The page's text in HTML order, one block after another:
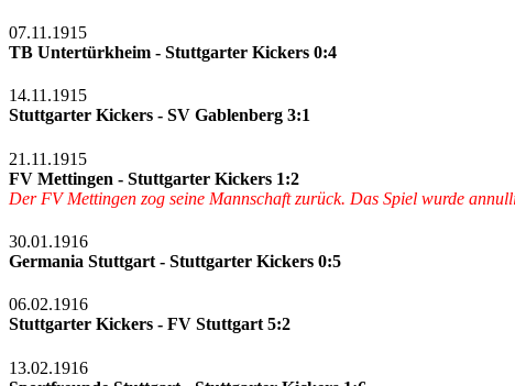
07.11.1915
TB Untertürkheim - Stuttgarter Kickers 0:4
14.11.1915
Stuttgarter Kickers - SV Gablenberg 3:1
21.11.1915
FV Mettingen - Stuttgarter Kickers 1:2
Der FV Mettingen zog seine Mannschaft zurück. Das Spiel wurde
30.01.1916
Germania Stuttgart - Stuttgarter Kickers 0:5
06.02.1916
Stuttgarter Kickers - FV Stuttgart 5:2
13.02.1916